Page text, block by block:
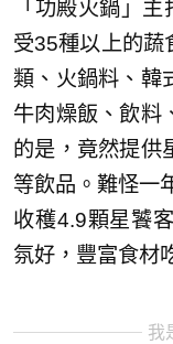
「功殿火鍋」
受35種以上的蔬
類、火鍋料、韓
牛肉燥飯、飲料
的是，竟然提供
等飲品。難怪一
收穫4.9顆星饕
氛好，豐富食材
我